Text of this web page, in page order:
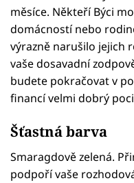
měsíce. Někteří Býci
domácností nebo
výrazně narušilo jejich
vaše dosavadní
budete pokračovat v
financí velmi dobrý
Šťastná barva
Smaragdově zelená.
podpoří vaše